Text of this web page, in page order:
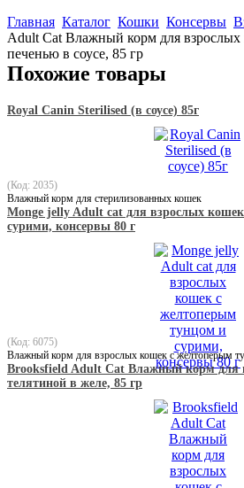
Главная Каталог Кошки Консервы
Adult Cat Влажный корм для взрослых
печенью в соусе, 85 гр
Похожие товары
Royal Canin Sterilised (в соусе) 85г
(Код: 2035)
Влажный корм для стерилизованных кошек
Monge jelly Adult cat для взрослых
сурими, консервы 80 г
(Код: 6075)
Влажный корм для взрослых кошек с желтоперым
Brooksfield Adult Cat Влажный корм для
телятиной в желе, 85 гр